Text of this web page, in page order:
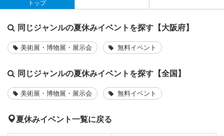
トップ
同じジャンルの夏休みイベントを探す【大阪府】
美術展・博物展・展示会 無料イベント
同じジャンルの夏休みイベントを探す【全国】
美術展・博物展・展示会 無料イベント
夏休みイベント一覧に戻る